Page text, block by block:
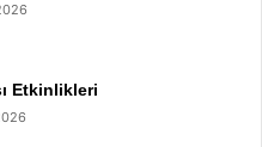
Etkinlikleri